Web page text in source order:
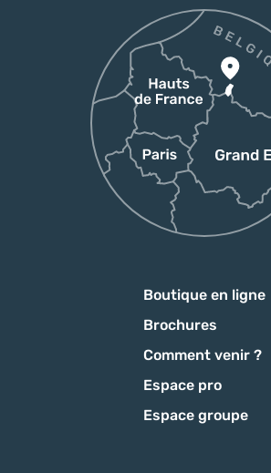
Boutique en ligne
Brochures
Comment venir ?
Espace pro
Espace groupe